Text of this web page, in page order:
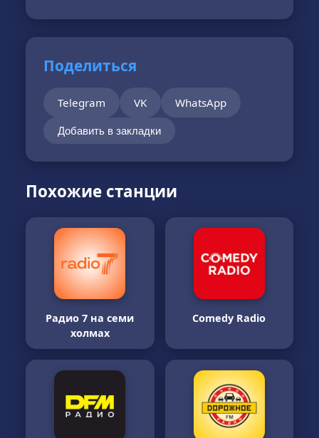
Поделиться
Telegram VK WhatsApp
Добавить в закладки
Похожие станции
Радио 7 на семи
холмах
Comedy Radio